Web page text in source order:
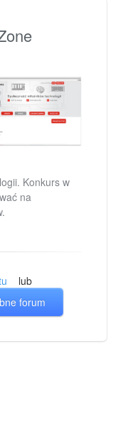
Konkurs w
na
lub
forum